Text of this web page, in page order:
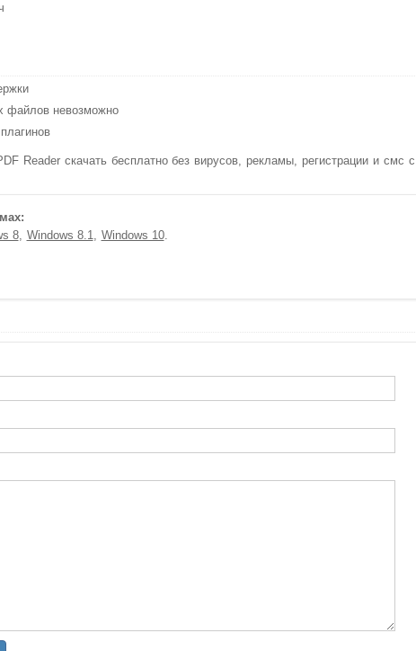
файлов невозможно
Reader скачать бесплатно без вирусов, рекламы, регистрации и смс с
8 Windows 8.1
Windows 10